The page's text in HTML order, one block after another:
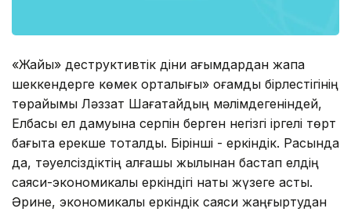
«Жайық» деструктивтік діни ағымдардан жапа
шеккендерге көмек орталығы» қоғамдық бірлестігінің
төрайымы Ләззат Шағатайдың мәлімдегеніндей,
Елбасы ел дамуына серпін берген негізгі іргелі төрт
бағытқа ерекше тоқталды. Бірінші - еркіндік. Расында
да, тәуелсіздіктің алғашқы жылынан бастап елдің
саяси-экономикалық еркіндігі нақты жүзеге асты.
Әрине, экономикалық еркіндік саяси жаңғыртудан